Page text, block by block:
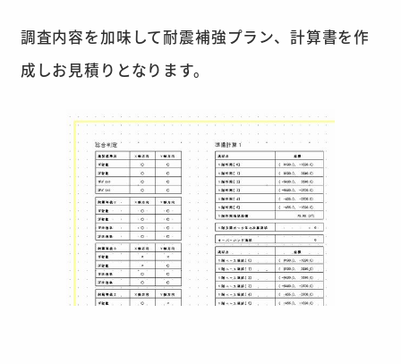
調査内容を加味して耐震補強プラン、計算書を作
成しお見積りとなります。